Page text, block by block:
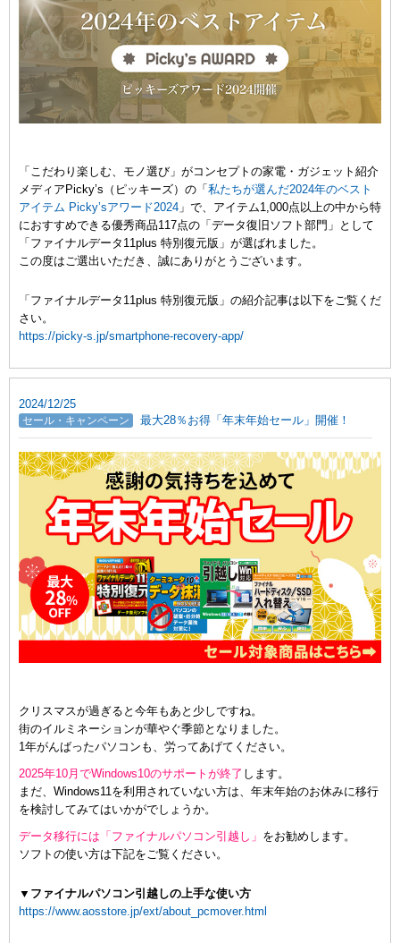
「こだわり楽しむ、モノ選び」がコンセプトの家電・ガジェット紹介
メディアPicky’s（ピッキーズ）の「 私たちが選んだ2024年のベスト
アイテム Picky’sアワード2024 」で、アイテム1,000点以上の中から特
におすすめできる優秀商品117点の「データ復旧ソフト部門」として
「ファイナルデータ11plus 特別復元版」が選ばれました。
この度はご選出いただき、誠にありがとうございます。
「ファイナルデータ11plus 特別復元版」の紹介記事は以下をご覧くだ
さい。
https://picky-s.jp/smartphone-recovery-app/
2024/12/25
セール・キャンペーン 最大28％お得「年末年始セール」開催！
クリスマスが過ぎると今年もあと少しですね。
街のイルミネーションが華やぐ季節となりました。
1年がんばったパソコンも、労ってあげてください。
2025年10月でWindows10のサポートが終了 します。
まだ、Windows11を利用されていない方は、年末年始のお休みに移行
を検討してみてはいかがでしょうか。
データ移行には「ファイナルパソコン引越し」 をお勧めします。
ソフトの使い方は下記をご覧ください。
▼ファイナルパソコン引越しの上手な使い方
https://www.aosstore.jp/ext/about_pcmover.html